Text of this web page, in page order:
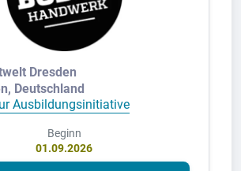
Dresden
Deutschland
Ausbildungsinitiative
Beginn
01.09.2026